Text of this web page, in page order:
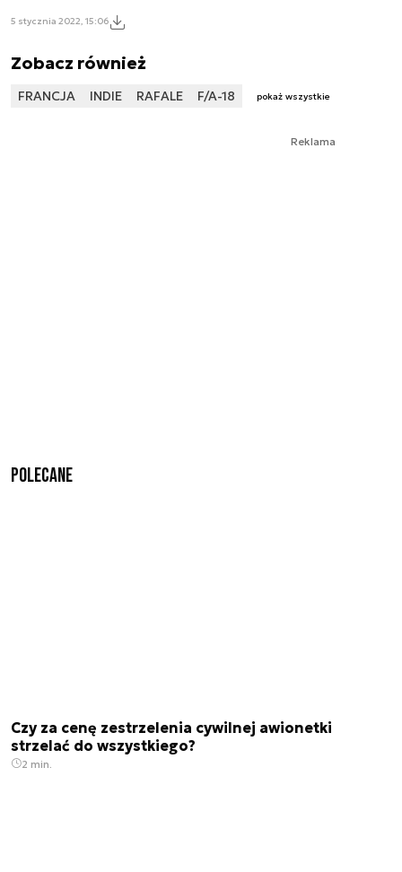
5 stycznia 2022, 15:06
Zobacz również
FRANCJA INDIE RAFALE F/A-18 pokaż wszystkie
Reklama
Polecane
Czy za cenę zestrzelenia cywilnej awionetki
strzelać do wszystkiego?
2 min.